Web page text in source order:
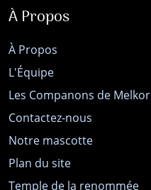
À Propos
À Propos
L'Équipe
Les Companons de Melkor
Contactez-nous
Notre mascotte
Plan du site
Temple de la renommée